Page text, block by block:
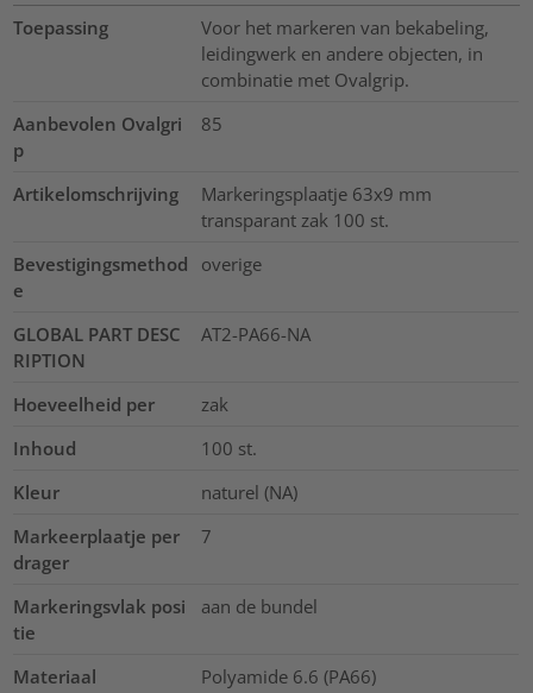
Toepassing
Voor het markeren van bekabeling,
leidingwerk en andere objecten, in
combinatie met Ovalgrip.
Aanbevolen Ovalgri
p
85
Artikelomschrijving
Markeringsplaatje 63x9 mm
transparant zak 100 st.
Bevestigingsmethod
e
overige
GLOBAL PART DESC
RIPTION
AT2-PA66-NA
Hoeveelheid per
zak
Inhoud
100 st.
Kleur
naturel (NA)
Markeerplaatje per
drager
7
Markeringsvlak posi
tie
aan de bundel
Materiaal
Polyamide 6.6 (PA66)